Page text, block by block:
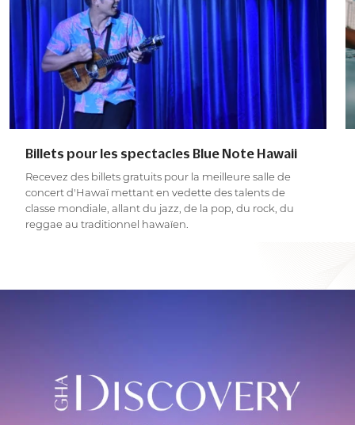
Billets pour les spectacles Blue Note Hawaii
Recevez des billets gratuits pour la meilleure salle de
concert d'Hawaï mettant en vedette des talents de
classe mondiale, allant du jazz, de la pop, du rock, du
reggae au traditionnel hawaïen.